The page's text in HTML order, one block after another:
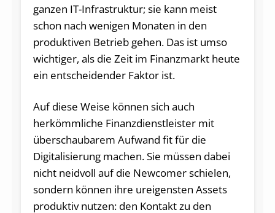
ganzen IT-Infrastruktur; sie kann meist
schon nach wenigen Monaten in den
produktiven Betrieb gehen. Das ist umso
wichtiger, als die Zeit im Finanzmarkt heute
ein entscheidender Faktor ist.
Auf diese Weise können sich auch
herkömmliche Finanzdienstleister mit
überschaubarem Aufwand fit für die
Digitalisierung machen. Sie müssen dabei
nicht neidvoll auf die Newcomer schielen,
sondern können ihre ureigensten Assets
produktiv nutzen: den Kontakt zu den